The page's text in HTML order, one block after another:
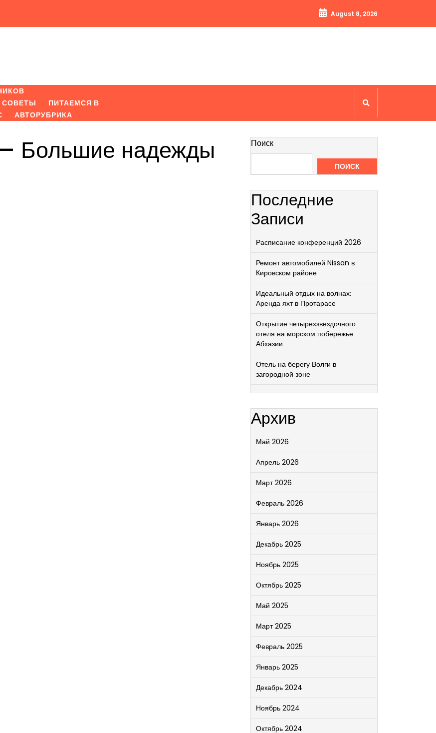
August 8, 2026
СОВЕТЫ
ПИТАЕМСЯ В
АВТОРУБРИКА
Большие надежды Поиск
ПОИСК
Последние
Записи
Расписание конференций 2026
Ремонт автомобилей Nissan в
Кировском районе
Идеальный отдых на волнах:
Аренда яхт в Протарасе
Открытие четырехзвездочного
отеля на морском побережье
Абхазии
Отель на берегу Волги в
загородной зоне
Архив
Май 2026
Апрель 2026
Март 2026
Февраль 2026
Январь 2026
Декабрь 2025
Ноябрь 2025
Октябрь 2025
Май 2025
Март 2025
Февраль 2025
Январь 2025
Декабрь 2024
Ноябрь 2024
Октябрь 2024